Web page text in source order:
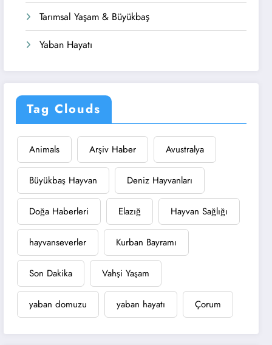
Tarımsal Yaşam & Büyükbaş
Yaban Hayatı
Tag Clouds
Animals Arşiv Haber Avustralya
Büyükbaş Hayvan Deniz Hayvanları
Doğa Haberleri Elazığ Hayvan Sağlığı
hayvanseverler Kurban Bayramı
Son Dakika Vahşi Yaşam
yaban domuzu yaban hayatı Çorum